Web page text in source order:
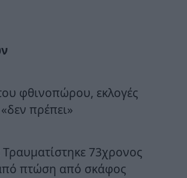
φθινοπώρου, εκλογές
πρέπει»
73χρονος
πτώση από σκάφος